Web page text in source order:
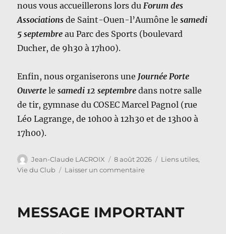
nous vous accueillerons lors duForum des
Associations de Saint-Ouen-l’Aumône lesamedi
5 septembre au Parc des Sports (boulevard
Ducher, de 9h30 à 17h00).
Enfin, nous organiserons une Journée Porte
Ouverte lesamedi 12 septembre dans notre salle
de tir, gymnase du COSEC Marcel Pagnol (rue
Léo Lagrange, de 10h00 à 12h30 et de 13h00 à
17h00).
Auteur
Jean-Claude LACROIX
Publié
le
8 août 2026 Catégories
Liens utiles,
Vie du Club
Laisser un commentairesur
!
MESSAGE IMPORTANT